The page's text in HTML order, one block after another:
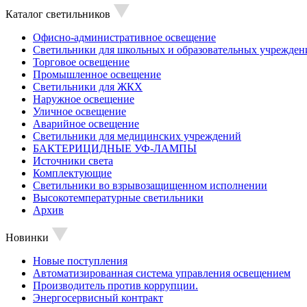
Каталог светильников
Офисно-административное освещение
Светильники для школьных и образовательных
Торговое освещение
Промышленное освещение
Светильники для ЖКХ
Наружное освещение
Уличное освещение
Аварийное освещение
Светильники для медицинских учреждений
БАКТЕРИЦИДНЫЕ УФ-ЛАМПЫ
Источники света
Комплектующие
Светильники во взрывозащищенном исполнении
Высокотемпературные светильники
Архив
Новинки
Новые поступления
Автоматизированная система управления освещением
Производитель против коррупции.
Энергосервисный контракт